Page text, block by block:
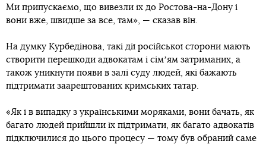
Ми припускаємо, що вивезли їх до Ростова-на-Дону і
вони вже, швидше за все, там», — сказав він.
На думку Курбедінова, такі дії російської сторони мають
створити перешкоди адвокатам і сімʼям затриманих, а
також уникнути появи в залі суду людей, які бажають
підтримати заарештованих кримських татар.
«Як і в випадку з українськими моряками, вони бачать, як
багато людей прийшли їх підтримати, як багато адвокатів
підключилися до цього процесу — тому був обраний саме